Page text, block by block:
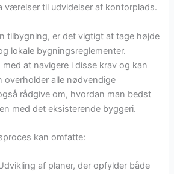
værelser til udvidelser af kontorplads.
tilbygning, er det vigtigt at tage højde
lokale bygningsreglementer.
med at navigere i disse krav og kan
overholder alle nødvendige
rådgive om, hvordan man bedst
med det eksisterende byggeri.
kan omfatte:
af planer, der opfylder både